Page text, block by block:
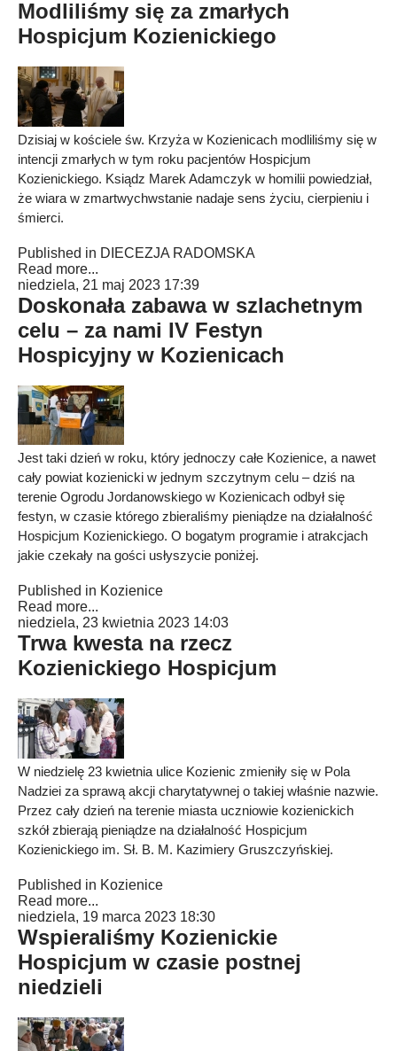
Modliliśmy się za zmarłych
Hospicjum Kozienickiego
Dzisiaj w kościele św. Krzyża w Kozienicach modliliśmy się w
intencji zmarłych w tym roku pacjentów Hospicjum
Kozienickiego. Ksiądz Marek Adamczyk w homilii powiedział,
że wiara w zmartwychwstanie nadaje sens życiu, cierpieniu i
śmierci.
Published in DIECEZJA RADOMSKA
Read more...
niedziela, 21 maj 2023 17:39
Doskonała zabawa w szlachetnym
celu – za nami IV Festyn
Hospicyjny w Kozienicach
Jest taki dzień w roku, który jednoczy całe Kozienice, a nawet
cały powiat kozienicki w jednym szczytnym celu – dziś na
terenie Ogrodu Jordanowskiego w Kozienicach odbył się
festyn, w czasie którego zbieraliśmy pieniądze na działalność
Hospicjum Kozienickiego. O bogatym programie i atrakcjach
jakie czekały na gości usłyszycie poniżej.
Published in Kozienice
Read more...
niedziela, 23 kwietnia 2023 14:03
Trwa kwesta na rzecz
Kozienickiego Hospicjum
W niedzielę 23 kwietnia ulice Kozienic zmieniły się w Pola
Nadziei za sprawą akcji charytatywnej o takiej właśnie nazwie.
Przez cały dzień na terenie miasta uczniowie kozienickich
szkół zbierają pieniądze na działalność Hospicjum
Kozienickiego im. Sł. B. M. Kazimiery Gruszczyńskiej.
Published in Kozienice
Read more...
niedziela, 19 marca 2023 18:30
Wspieraliśmy Kozienickie
Hospicjum w czasie postnej
niedzieli